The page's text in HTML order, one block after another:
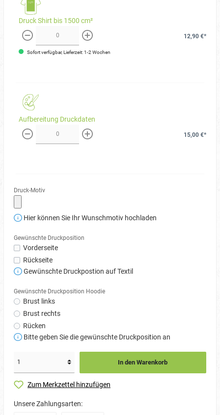
Druck Shirt bis 1500 cm²
weniger mehr
12,90 €*
Sofort verfügbar, Lieferzeit: 1-2 Wochen
Aufbereitung Druckdaten
weniger mehr
15,00 €*
Druck-Motiv
Hier können Sie Ihr Wunschmotiv hochladen
Gewünschte Druckposition
Vorderseite
Rückseite
Gewünschte Druckpostion auf Textil
Gewünschte Druckposition Hoodie
Brust links
Brust rechts
Rücken
Bitte geben Sie die gewünschte Druckposition an
In den Warenkorb
Zum Merkzettel hinzufügen
Unsere Zahlungsarten: